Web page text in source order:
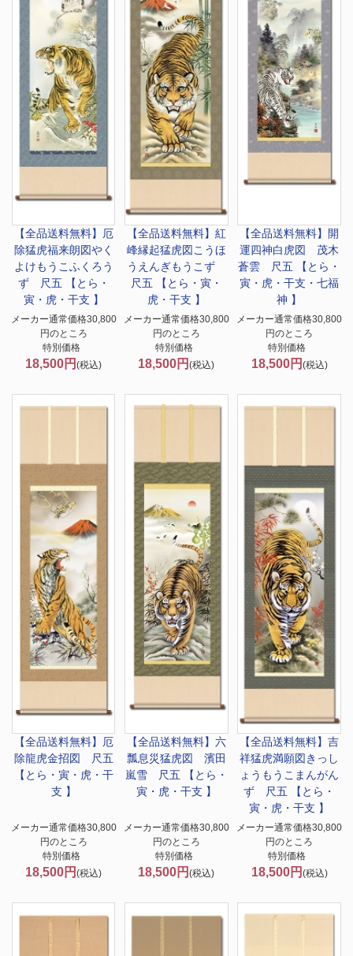
【全品送料無料】
厄
除猛虎福来朗図やく
よけもうこふくろう
ず 尺五 【とら・
寅・虎・干支 】
メーカー通常価格30,800
円のところ
特別価格
18,500円(税込)
【全品送料無料】 紅
峰縁起猛虎図こうほ
うえんぎもうこず
尺五 【とら・寅・
虎・干支 】
メーカー通常価格30,800
円のところ
特別価格
18,500円(税込)
【全品送料無料】 開
運四神白虎図 茂木
蒼雲 尺五 【とら・
寅・虎・干支・七福
神 】
メーカー通常価格30,800
円のところ
特別価格
18,500円 (税込)
【全品送料無料】
厄
除龍虎金招図 尺五
【とら・寅・虎・干
支 】
メーカー通常価格30,800
円のところ
特別価格
18,500円(税込)
【全品送料無料】 六
瓢息災猛虎図 濱田
嵐雪 尺五 【とら・
寅・虎・干支 】
メーカー通常価格30,800
円のところ
特別価格
18,500円(税込)
【全品送料無料】吉
祥猛虎満願図きっし
ょうもうこまんがん
ず 尺五 【とら・
寅・虎・干支 】
メーカー通常価格30,800
円のところ
特別価格
18,500円 (税込)